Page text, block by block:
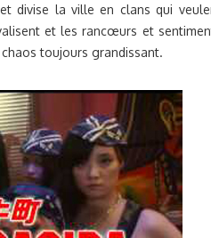
divise la ville en clans qui
et les rancœurs et
toujours grandissant.